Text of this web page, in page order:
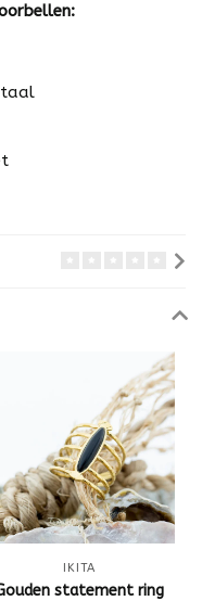
IKITA
statement ring